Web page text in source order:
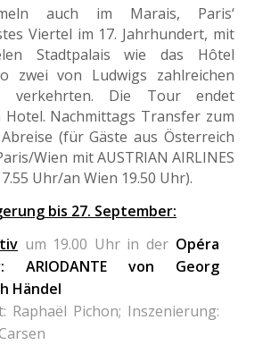
auch im Marais, Paris‘
Viertel im 17. Jahrhundert, mit
Stadtpalais wie das Hôtel
zwei von Ludwigs zahlreichen
verkehrten. Die Tour endet
Hotel. Nachmittags Transfer zum
(für Gäste aus Österreich
Wien mit AUSTRIAN AIRLINES
Uhr/an Wien 19.50 Uhr).
bis 27. September:
um 19.00 Uhr in der Opéra
ARIODANTE von Georg
Händel
Raphaël Pichon; Inszenierung: